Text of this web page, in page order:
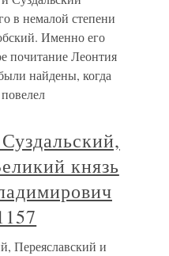
в немалой степени
Именно его
почитание Леонтия
найдены, когда
князь
Переяславский и